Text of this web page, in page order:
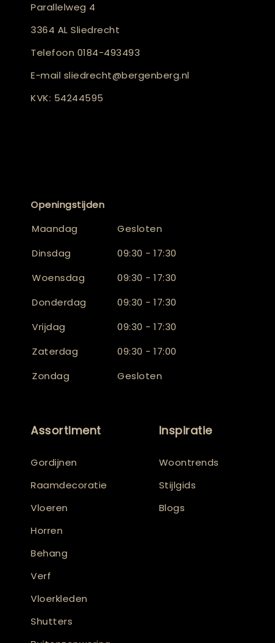
Parallelweg 4
3364 AL Sliedrecht
Telefoon 0184-493493
E-mail sliedrecht@bergenberg.nl
KVK: 54244595
Openingstijden
Maandag
Gesloten
Dinsdag
09:30 - 17:30
Woensdag
09:30 - 17:30
Donderdag
09:30 - 17:30
Vrijdag
09:30 - 17:30
Zaterdag
09:30 - 17:00
Zondag
Gesloten
Assortiment
Gordijnen
Raamdecoratie
Vloeren
Horren
Behang
Verf
Vloerkleden
Shutters
Inspiratie
Woontrends
Stijlgids
Blogs